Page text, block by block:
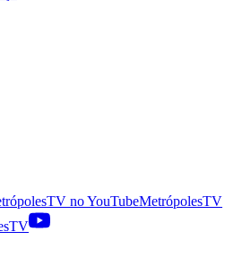
noYouTubeMetrópolesTV